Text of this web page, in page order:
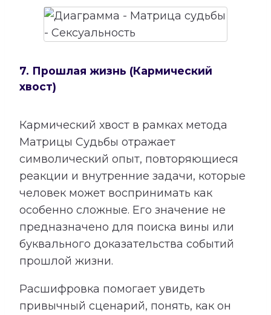
7. Прошлая жизнь (Кармический
хвост)
Кармический хвост в рамках метода
Матрицы Судьбы отражает
символический опыт, повторяющиеся
реакции и внутренние задачи, которые
человек может воспринимать как
особенно сложные. Его значение не
предназначено для поиска вины или
буквального доказательства событий
прошлой жизни.
Расшифровка помогает увидеть
привычный сценарий, понять, как он